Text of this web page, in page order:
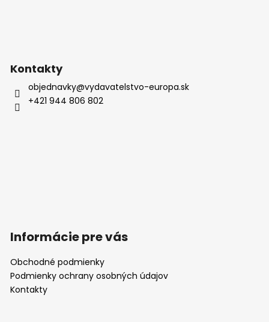
Kontakty
objednavky@vydavatelstvo-europa.sk
+421 944 806 802
Informácie pre vás
Obchodné podmienky
Podmienky ochrany osobných údajov
Kontakty